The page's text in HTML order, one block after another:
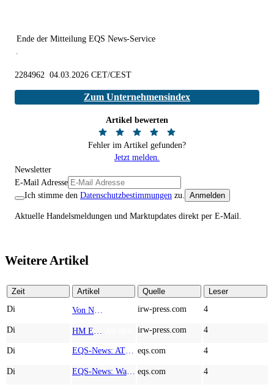
Ende der Mitteilung EQS News-Service
2284962 04.03.2026 CET/CEST
Zum Unternehmensindex
Artikel bewerten
Fehler im Artikel gefunden?
Jetzt melden.
Newsletter
E-Mail Adresse
Ich stimme den Datenschutzbestimmungen zu. Anmelden
Aktuelle Handelsmeldungen und Marktupdates direkt per E-Mail.
Weitere Artikel
Zeit Artikel Quelle
Leser
Di
irw-press.com 4
Di irw-press.com 4
Di eqs.com 4
Di eqs.com 4